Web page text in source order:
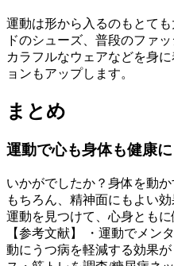
運動は形から入るのもとて
ドのシューズ、普段のファ
カラフルなウェアなどを身
ョンもアップします。
まとめ
運動で心も身体も健康に
いかがでしたか？身体を動
もちろん、精神面にもよい
運動を見つけて、心身とも
【参考文献】 ・運動でメ
動にうつ病を軽減する効果